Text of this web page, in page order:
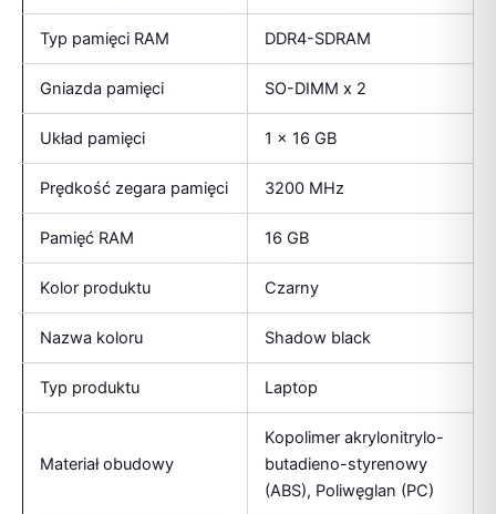
Typ pamięci RAM DDR4-SDRAM
Gniazda pamięci SO-DIMM x 2
Układ pamięci 1 x 16 GB
Prędkość zegara pamięci 3200 MHz
Pamięć RAM 16 GB
Kolor produktu Czarny
Nazwa koloru Shadow black
Typ produktu Laptop
Materiał obudowy
Kopolimer akrylonitrylo-
butadieno-styrenowy
(ABS), Poliwęglan (PC)